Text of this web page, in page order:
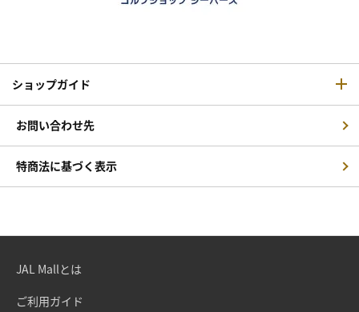
ショップガイド
お問い合わせ先
特商法に基づく表示
JAL Mallとは
ご利用ガイド